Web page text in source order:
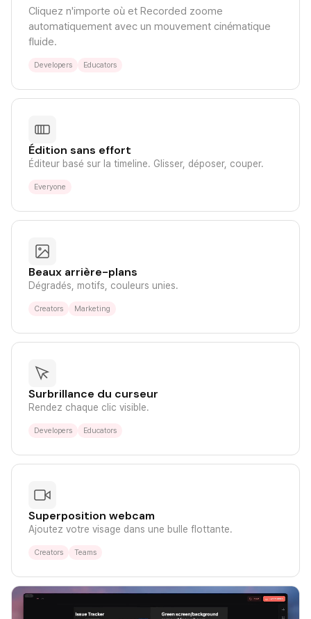
Cliquez n'importe où et Recorded zoome
automatiquement avec un mouvement cinématique
fluide.
Developers Educators
Édition sans effort
Éditeur basé sur la timeline. Glisser, déposer, couper.
Everyone
Beaux arrière-plans
Dégradés, motifs, couleurs unies.
Creators Marketing
Surbrillance du curseur
Rendez chaque clic visible.
Developers Educators
Superposition webcam
Ajoutez votre visage dans une bulle flottante.
Creators Teams